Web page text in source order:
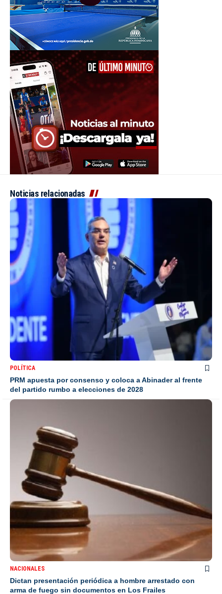
Noticias relacionadas
POLÍTICA
PRM apuesta por consenso y coloca a Abinader al frente
del partido rumbo a elecciones de 2028
NACIONALES
Dictan presentación periódica a hombre arrestado con
arma de fuego sin documentos en Los Frailes